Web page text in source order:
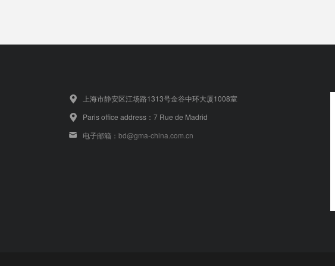
上海市静安区江场路1313号金谷中环大厦1008室
Paris office address：7 Rue de Madrid
电子邮箱： bd@gma-china.com.cn